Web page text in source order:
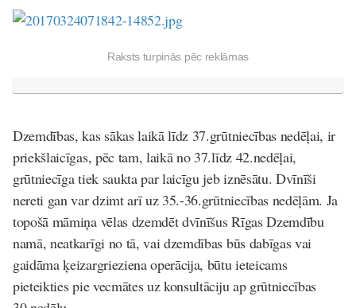
Raksts turpinās pēc reklāmas
Dzemdības, kas sākas laikā līdz 37.grūtniecības nedēļai, ir
priekšlaicīgas, pēc tam, laikā no 37.līdz 42.nedēļai,
grūtniecīga tiek saukta par laicīgu jeb iznēsātu. Dvīnīši
nereti gan var dzimt arī uz 35.-36.grūtniecības nedēļām. Ja
topošā māmiņa vēlas dzemdēt dvīnīšus Rīgas Dzemdību
namā, neatkarīgi no tā, vai dzemdības būs dabīgas vai
gaidāma ķeizargrieziena operācija, būtu ieteicams
pieteikties pie vecmātes uz konsultāciju ap grūtniecības